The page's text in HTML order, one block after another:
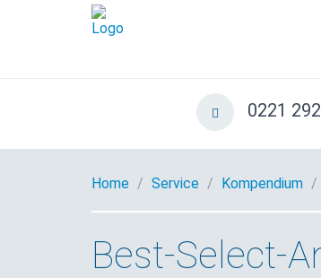
0221
Home Service Kompendium
Best-Select-